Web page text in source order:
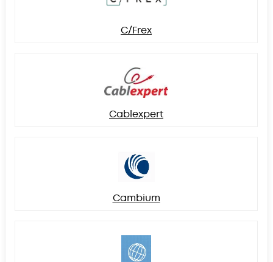
C/Frex
Cablexpert
Cambium